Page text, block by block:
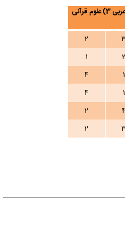
زبان عمومی و تخصصی 2) زبان عربی 3) علوم قرآنی
3
2
2
1
1
4
1
4
4
2
3
2